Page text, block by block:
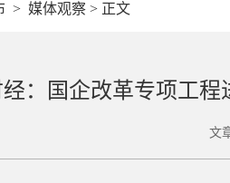
> 媒体观察 > 正文
：国企改革专项工
文